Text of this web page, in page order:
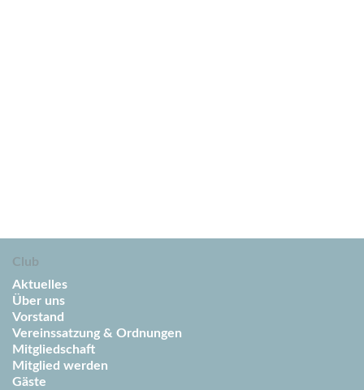
Club
Aktuelles
Über uns
Vorstand
Vereinssatzung & Ordnungen
Mitgliedschaft
Mitglied werden
Gäste